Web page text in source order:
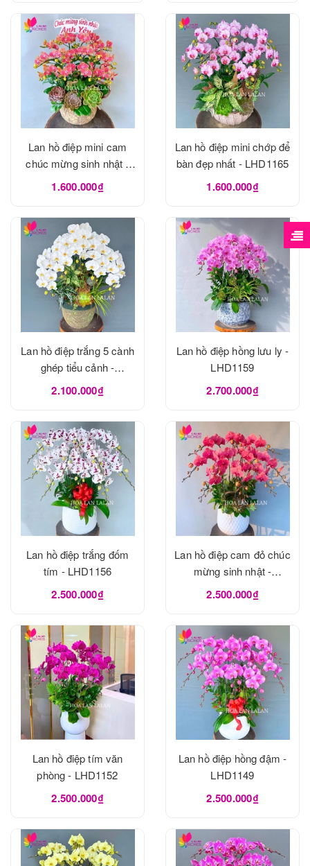
Lan hồ điệp mini cam
chúc mừng sinh nhật -
LHD1166
1.600.000₫
Lan hồ điệp mini chớp để
bàn đẹp nhất - LHD1165
1.600.000₫
Lan hồ điệp trắng 5 cành
ghép tiểu cảnh -
LHD1162
2.100.000₫
Lan hồ điệp hồng lưu ly -
LHD1159
2.700.000₫
Lan hồ điệp trắng đốm
tím - LHD1156
2.500.000₫
Lan hồ điệp cam đỏ chúc
mừng sinh nhật -
LHD1155
2.500.000₫
Lan hồ điệp tím văn
phòng - LHD1152
2.500.000₫
Lan hồ điệp hồng đậm -
LHD1149
2.500.000₫